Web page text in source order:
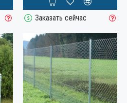
Заказать сейчас